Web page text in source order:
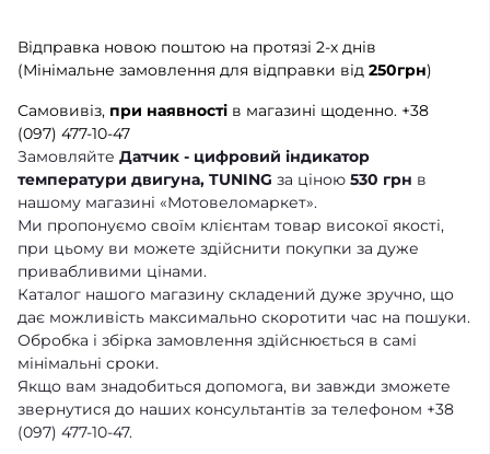
Відправка новою поштою на протязі 2-х днів
(Мінімальне замовлення для відправки від 250грн)
Самовивіз, при наявності в магазині щоденно. +38
(097) 477-10-47
Замовляйте Датчик - цифровий індикатор
температури двигуна, TUNING за ціною 530 грн в
нашому магазині «Мотовеломаркет».
Ми пропонуємо своїм клієнтам товар високої якості,
при цьому ви можете здійснити покупки за дуже
привабливими цінами.
Каталог нашого магазину складений дуже зручно, що
дає можливість максимально скоротити час на пошуки.
Обробка і збірка замовлення здійснюється в самі
мінімальні сроки.
Якщо вам знадобиться допомога, ви завжди зможете
звернутися до наших консультантів за телефоном +38
(097) 477-10-47.